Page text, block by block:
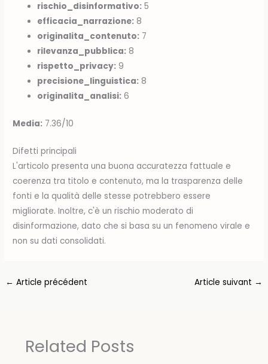
rischio_disinformativo: 5
efficacia_narrazione: 8
originalita_contenuto: 7
rilevanza_pubblica: 8
rispetto_privacy: 9
precisione_linguistica: 8
originalita_analisi: 6
Media: 7.36/10
Difetti principali
L'articolo presenta una buona accuratezza fattuale e
coerenza tra titolo e contenuto, ma la trasparenza delle
fonti e la qualità delle stesse potrebbero essere
migliorate. Inoltre, c'è un rischio moderato di
disinformazione, dato che si basa su un fenomeno virale e
non su dati consolidati.
← Article précédent Article suivant →
Related Posts